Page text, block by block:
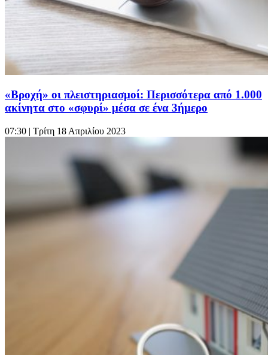
«Βροχή» οι πλειστηριασμοί: Περισσότερα από 1.000
ακίνητα στο «σφυρί» μέσα σε ένα 3ήμερο
07:30 | Τρίτη 18 Απριλίου 2023